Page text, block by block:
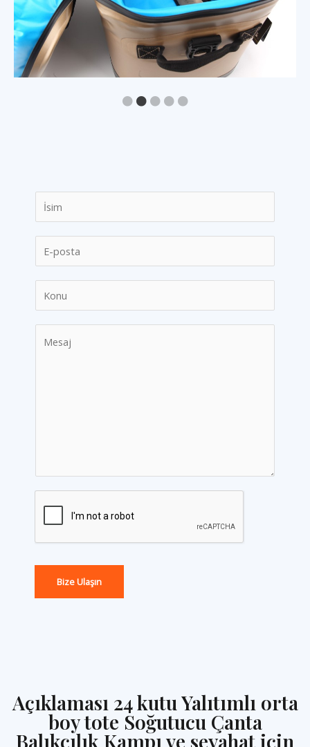
Bize Ulaşın
Açıklaması 24 kutu Yalıtımlı orta
boy tote Soğutucu Çanta
Balıkçılık Kampı ve seyahat için